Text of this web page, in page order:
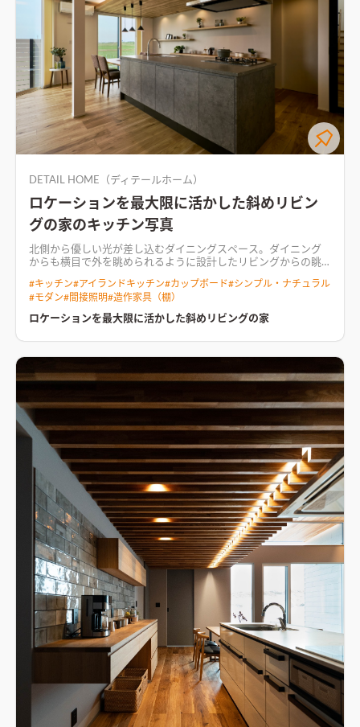
アクセントつけた
DETAIL HOME（ディテールホーム）
ロケーションを最大限に活かした斜めリビン
グの家のキッチン写真
北側から優しい光が差し込むダイニングスペース。ダイニング
からも横目で外を眺められるように設計した リビングからの眺
を見たいという要望から土地探しがスタートしました。 どこか
らでも山が見れるようにLDK（24.5帖）を斜めに配置し、開放
感をより引き立たせるためにリビングの天井を更に高くしまし
た。 和室はリビング脇に配置し、トータルで30帖の空間となり
ました。 冷蔵庫を隠せる位置に調整したのも、空間を広く見せ
量の多さも魅力です。 さらに快適さを追求して、床暖房・温水
柔らかい光で優しい
印象のリビング空間ロケーションを最大限に楽しむために設計
した、見晴らしのよい開放感抜群の約25帖LDK。木の色味を合
わせて、SOLIDOと黒いキッチンでアクセントつけた
#キッチン#アイランドキッチン#カップボード#シンプル・ナチュラル
#モダン#間接照明#造作家具（棚）
ロケーションを最大限に活かした斜めリビングの家